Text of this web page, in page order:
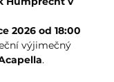
2026 od 18:00
výjimečný
.